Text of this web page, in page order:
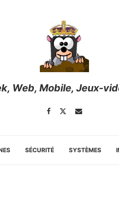
Web, Mobile, Jeux-
SÉCURITÉ SYSTÈMES